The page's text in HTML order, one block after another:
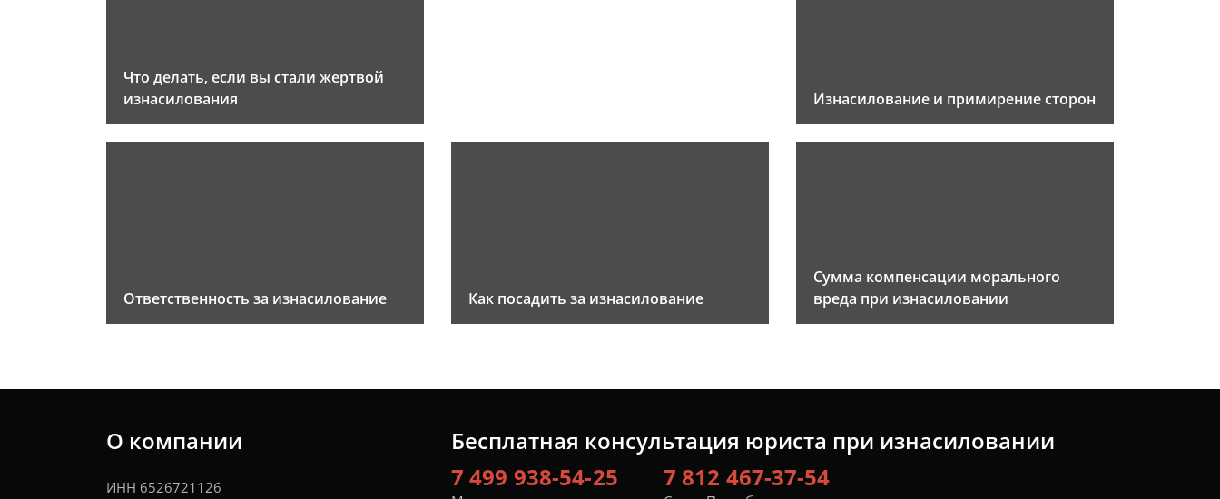
Что делать, если вы стали жертвой
изнасилования
Изнасилование и примирение сторон
Ответственность за изнасилование Как посадить за изнасилование
Сумма компенсации морального
вреда при изнасиловании
О компании
ИНН 6526721126
Бесплатная консультация юриста при изнасиловании
7 499 938-54-25
7 812 467-37-54